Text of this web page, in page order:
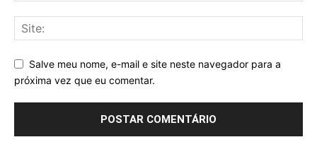
Salve meu nome, e-mail e site neste navegador para a
próxima vez que eu comentar.